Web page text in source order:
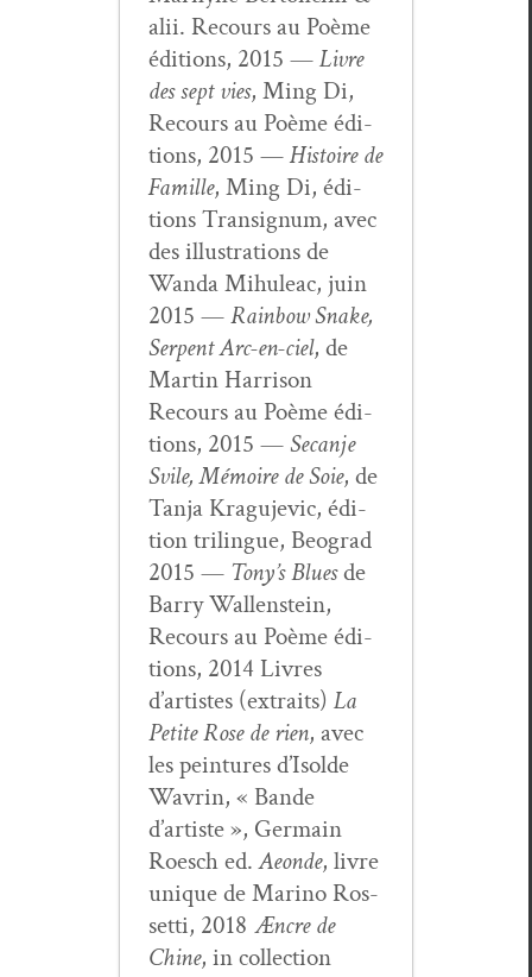
alii. Recours au Poème
édi­tions, 2015 —Livre
des sept vies, Ming Di,
Recours au Poème édi­
tions, 2015 —His­toire de
Famille, Ming Di, édi­
tions Tran­signum, avec
des illus­tra­tions de
Wan­da Mihuleac, juin
2015 —Rain­bow Snake,
Ser­pent Arc-en-ciel, de
Mar­tin Har­ri­son
Recours au Poème édi­
tions, 2015 — Secan­je
Svile, Mémoire de Soie, de
Tan­ja Kragu­je­vic, édi­
tion trilingue, Beograd
2015 — Tony’s Bluesde
Bar­ry Wal­len­stein,
Recours au Poème édi­
tions, 2014 Livres
d’artistes (extraits) La
Petite Rose de rien, avec
les pein­tures d’Isol­de
Wavrin, « Bande
d’artiste », Ger­main
Roesch ed.Aeonde, livre
unique de Mari­no Ros­
set­ti, 2018 Æncre de
Chine, in col­lec­tion